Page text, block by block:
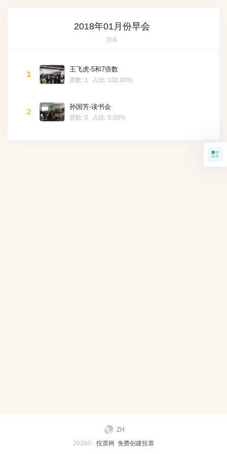
2018年01月份早会
排名
1
王飞虎-5和7倍数
票数: 1 占比: 100.00%
2
孙国芳-读书会
票数: 0 占比: 0.00%
2026© 投票网 免费创建投票
ZH